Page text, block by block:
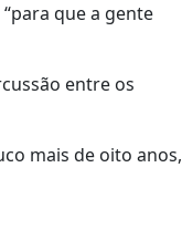
que a gente
entre os
mais de oito anos,